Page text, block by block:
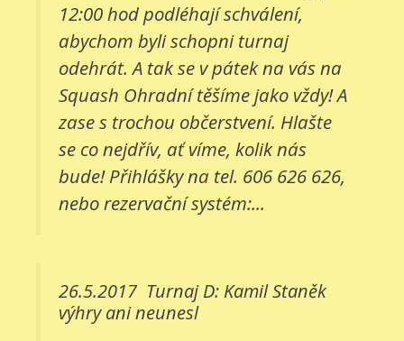
12:00 hod podléhají schválení,
abychom byli schopni turnaj
odehrát. A tak se v pátek na vás na
Squash Ohradní těšíme jako vždy! A
zase s trochou občerstvení. Hlašte
se co nejdřív, ať víme, kolik nás
bude! Přihlášky na tel. 606 626 626,
nebo rezervační systém:...
26.5.2017 Turnaj D: Kamil Staněk
výhry ani neunesl